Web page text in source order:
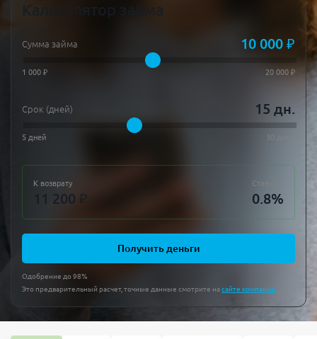
Калькулятор займа
Сумма займа 10 000 ₽
1 000 ₽ 20 000 ₽
Срок (дней) 15 дн.
5 дней 30 дней
К возврату
11 200 ₽
Ставка
0.8%
Получить деньги
Одобрение до 98%
Это предварительный расчет, точные данные смотрите насайте компании